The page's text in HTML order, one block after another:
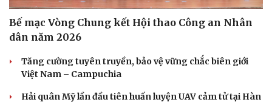
Bế mạc Vòng Chung kết Hội thao Công an Nhân
dân năm 2026
Tăng cường tuyên truyền, bảo vệ vững chắc biên giới
Việt Nam – Campuchia
Hải quân Mỹ lần đầu tiên huấn luyện UAV cảm tử tại Hàn